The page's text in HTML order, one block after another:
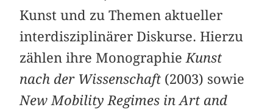
Kunst und zu Themen aktueller
interdisziplinärer Diskurse. Hierzu
zählen ihre Monographie Kunst
nach der Wissenschaft (2003) sowie
New Mobility Regimes in Art and